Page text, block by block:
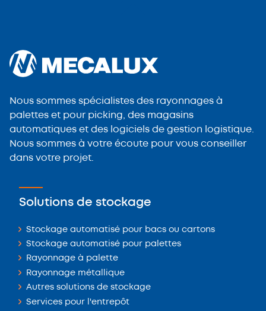
Nous sommes spécialistes des rayonnages à
palettes et pour picking, des magasins
automatiques et des logiciels de gestion logistique.
Nous sommes à votre écoute pour vous conseiller
dans votre projet.
Solutions de stockage
Stockage automatisé pour bacs ou cartons
Stockage automatisé pour palettes
Rayonnage à palette
Rayonnage métallique
Autres solutions de stockage
Services pour l'entrepôt